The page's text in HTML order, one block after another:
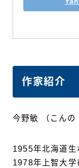
作家紹介
今野敏 （こんの
1955年北海道生
1978年上智大学